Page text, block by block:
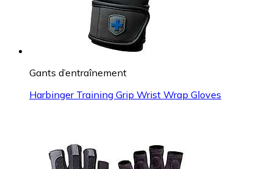
Gants d’entraînement
Harbinger Training Grip Wrist Wrap Gloves